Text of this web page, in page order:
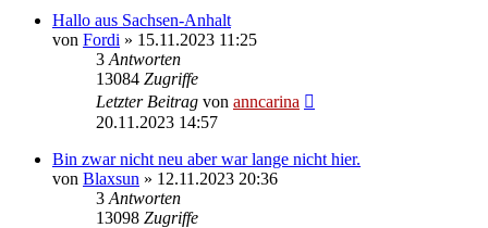
Hallo aus Sachsen-Anhalt
von Fordi » 15.11.2023 11:25
3 Antworten
13084 Zugriffe
Letzter Beitrag von anncarina
20.11.2023 14:57
Bin zwar nicht neu aber war lange nicht hier.
von Blaxsun » 12.11.2023 20:36
3 Antworten
13098 Zugriffe